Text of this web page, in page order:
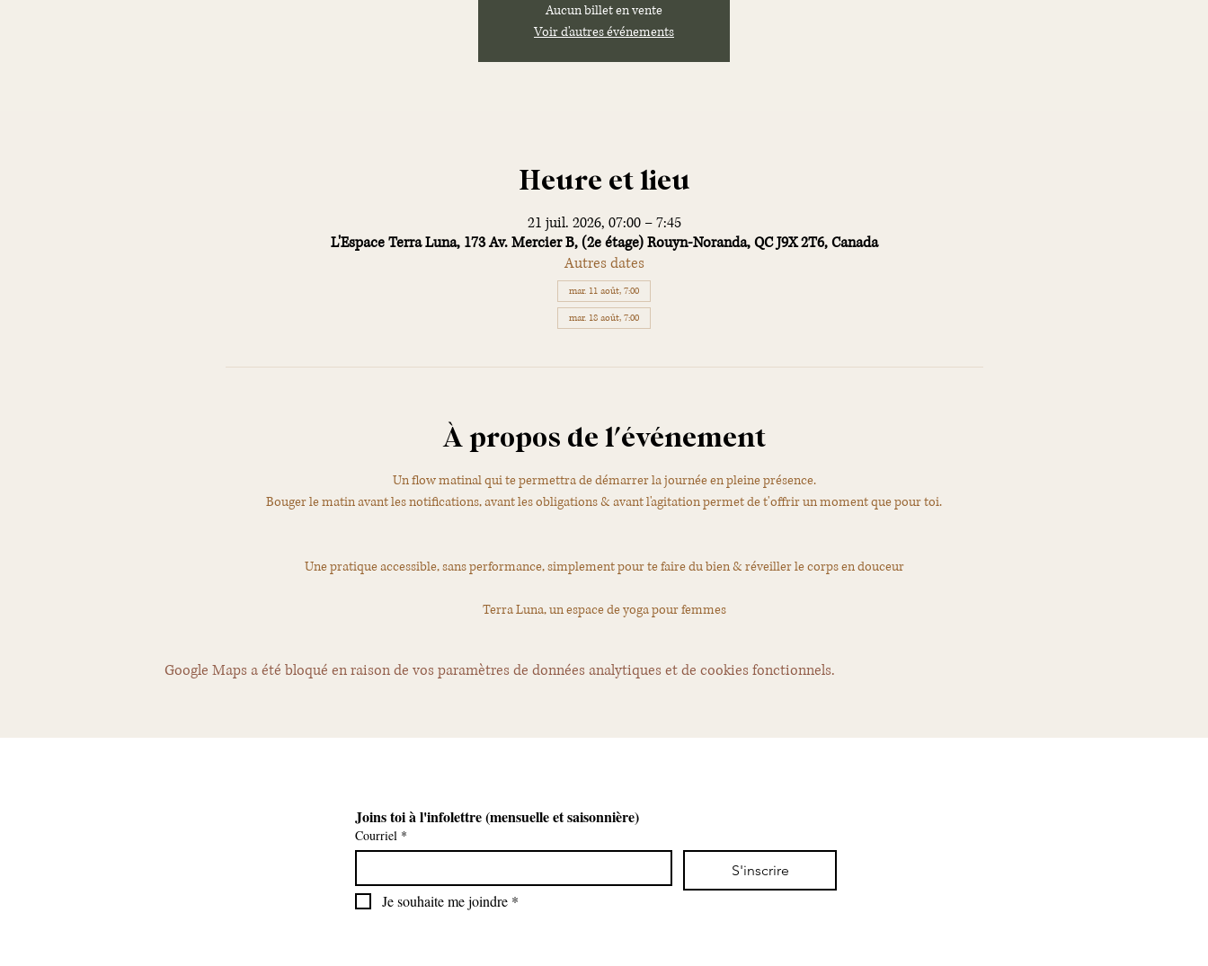
Aucun billet en vente
Voir d'autres événements
Heure et lieu
21 juil. 2026, 07:00 – 7:45
L'Espace Terra Luna, 173 Av. Mercier B, (2e étage) Rouyn-Noranda, QC J9X 2T6, Canada
Autres dates
mar. 11 août, 7:00
mar. 18 août, 7:00
À propos de l'événement
Un flow matinal qui te permettra de démarrer la journée en pleine présence.
Bouger le matin avant les notifications, avant les obligations & avant l'agitation permet de t'offrir un moment que pour toi.
Une pratique accessible, sans performance, simplement pour te faire du bien & réveiller le corps en douceur
Terra Luna, un espace de yoga pour femmes
Google Maps a été bloqué en raison de vos paramètres de données analytiques et de cookies fonctionnels.
Joins toi à l'infolettre (mensuelle et saisonnière)
Courriel *
S'inscrire
Je souhaite me joindre *